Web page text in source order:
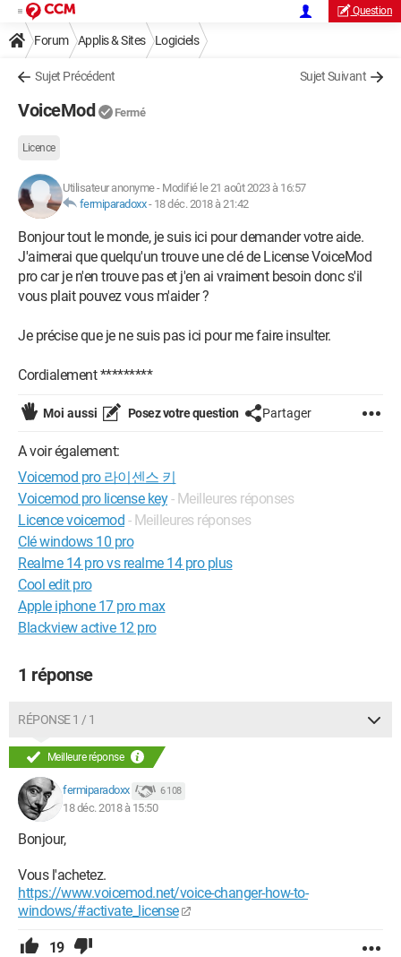
Question
Forum Applis & Sites Logiciels
Sujet Précédent Sujet Suivant
VoiceMod Fermé
Licence
Utilisateur anonyme- Modifié le 21 août 2023 à 16:57
fermiparadoxx- 18 déc. 2018 à 21:42
Bonjour tout le monde, je suis ici pour demander votre aide.
J'aimerai que quelqu'un trouve une clé de License VoiceMod
pro car je n'en trouve pas et j'en ai vraiment besoin donc s'il
vous plait pouvez vous m'aider ?
Je précise que je ne suis pas ici pour me faire insulter.
Cordialement *********
Moi aussi Posez votre question Partager
A voir également:
Voicemod pro 라이센스 키
Voicemod pro license key - Meilleures réponses
Licence voicemod - Meilleures réponses
Clé windows 10 pro
Realme 14 pro vs realme 14 pro plus
Cool edit pro
Apple iphone 17 pro max
Blackview active 12 pro
1 réponse
RÉPONSE 1 / 1
Meilleure réponse
fermiparadoxx 6 108
18 déc. 2018 à 15:50
Bonjour,
Vous l'achetez.
https://www.voicemod.net/voice-changer-how-to-
windows/#activate_license
19